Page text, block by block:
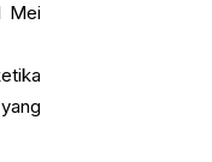
Mei